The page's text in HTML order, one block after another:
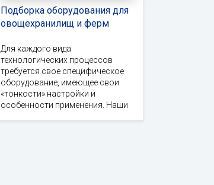
Подборка оборудования для
овощехранилищ и ферм
Для каждого вида
технологических процессов
требуется свое специфическое
оборудование, имеющее свои
«тонкости» настройки и
особенности применения. Наши